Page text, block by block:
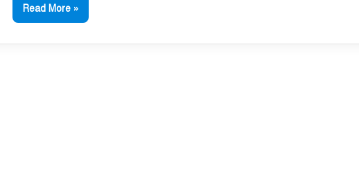
Read More »